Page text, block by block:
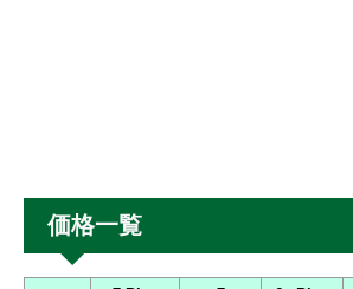
価格一覧